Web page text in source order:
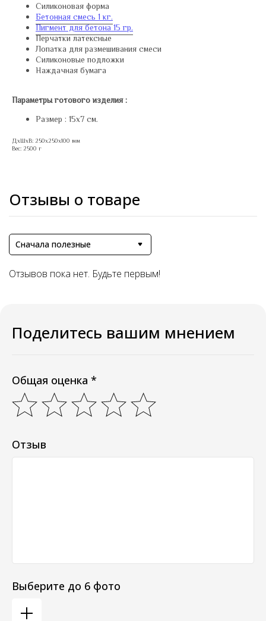
Силиконовая форма
Бетонная смесь 1 кг.
Пигмент для бетона 15 гр.
Перчатки латексные
Лопатка для размешивания смеси
Силиконовые подложки
Наждачная бумага
Параметры готового изделия :
Размер : 15х7 см.
ДxШxВ: 250x250x100 мм
Вес: 2500 г
Отзывы о товаре
Сначала полезные
Отзывов пока нет. Будьте первым!
Поделитесь вашим мнением
Общая оценка *
Отзыв
Выберите до 6 фото